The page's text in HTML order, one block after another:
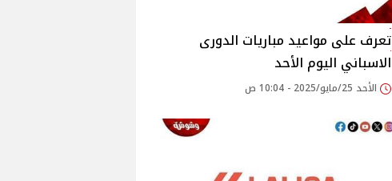
تعرف على مواعيد مباريات الدورى
الاسباني اليوم الأحد
الأحد 25/مايو/2025 - 10:04 ص